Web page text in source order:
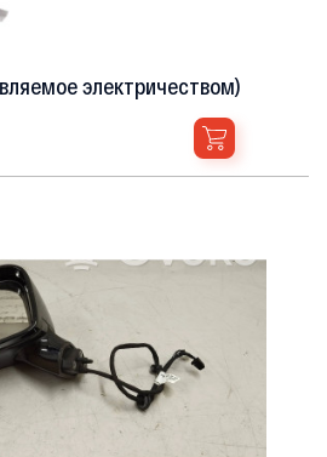
электричеством)